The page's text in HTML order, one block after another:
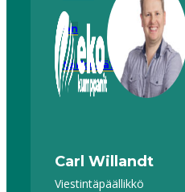
on
tärkeää?
Carl Willandt
Viestintäpäällikkö